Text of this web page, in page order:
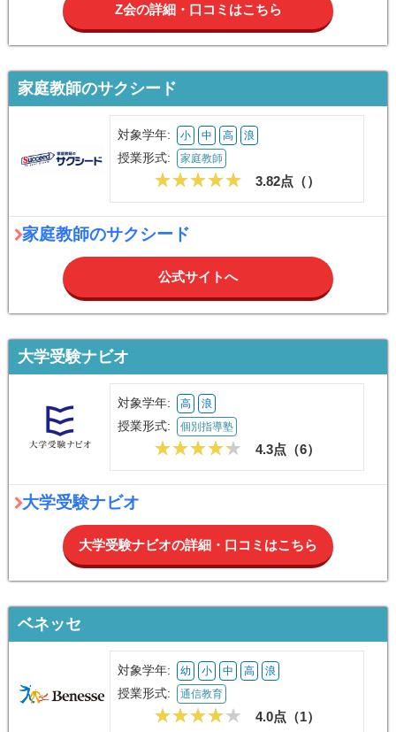
Z会の詳細・口コミはこちら
家庭教師のサクシード
対象学年: 小 中 高 浪
授業形式: 家庭教師
3.82点（）
家庭教師のサクシード
公式サイトへ
大学受験ナビオ
対象学年: 高 浪
授業形式: 個別指導塾
4.3点（6）
大学受験ナビオ
大学受験ナビオの詳細・口コミはこちら
ベネッセ
対象学年: 幼 小 中 高 浪
授業形式: 通信教育
4.0点（1）